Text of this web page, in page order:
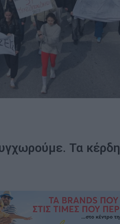
Τα